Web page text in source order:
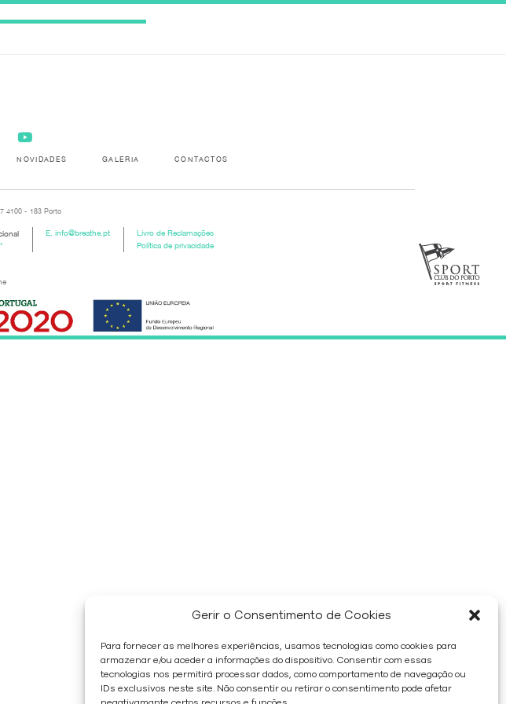
Gerir o Consentimento de Cookies
Para fornecer as melhores experiências, usamos tecnologias como cookies para
armazenar e/ou aceder a informações do dispositivo. Consentir com essas
tecnologias nos permitirá processar dados, como comportamento de navegação ou
IDs exclusivos neste site. Não consentir ou retirar o consentimento pode afetar
NOVIDADES GALERIA CONTACTOS
4100 - 183 Porto
E.info@breathe.pt
Livro de Reclamações
Política de privacidade